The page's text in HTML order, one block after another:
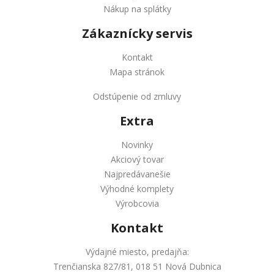
Nákup na splátky
Zákaznícky servis
Kontakt
Mapa stránok
Odstúpenie od zmluvy
Extra
Novinky
Akciový tovar
Najpredávanešie
Výhodné komplety
Výrobcovia
Kontakt
Výdajné miesto, predajňa:
Trenčianska 827/81, 018 51 Nová Dubnica